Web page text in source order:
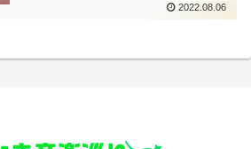
2022.08.06